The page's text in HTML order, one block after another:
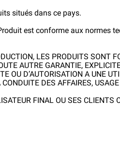
situés dans ce pays.
est conforme aux normes
LES PRODUITS SONT
AUTRE GARANTIE,
OU D’AUTORISATION A UNE
DES AFFAIRES,
FINAL OU SES CLIENTS